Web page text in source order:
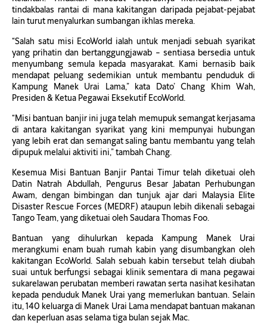
tindakbalas rantai di mana kakitangan daripada pejabat-pejabat
lain turut menyalurkan sumbangan ikhlas mereka.
“Salah satu misi EcoWorld ialah untuk menjadi sebuah syarikat
yang prihatin dan bertanggungjawab – sentiasa bersedia untuk
menyumbang semula kepada masyarakat. Kami bernasib baik
mendapat peluang sedemikian untuk membantu penduduk di
Kampung Manek Urai Lama,” kata Dato’ Chang Khim Wah,
Presiden & Ketua Pegawai Eksekutif EcoWorld.
“Misi bantuan banjir ini juga telah memupuk semangat kerjasama
di antara kakitangan syarikat yang kini mempunyai hubungan
yang lebih erat dan semangat saling bantu membantu yang telah
dipupuk melalui aktiviti ini,” tambah Chang.
Kesemua Misi Bantuan Banjir Pantai Timur telah diketuai oleh
Datin Natrah Abdullah, Pengurus Besar Jabatan Perhubungan
Awam, dengan bimbingan dan tunjuk ajar dari Malaysia Elite
Disaster Rescue Forces (MEDRF) ataupun lebih dikenali sebagai
Tango Team, yang diketuai oleh Saudara Thomas Foo.
Bantuan yang dihulurkan kepada Kampung Manek Urai
merangkumi enam buah rumah kabin yang disumbangkan oleh
kakitangan EcoWorld. Salah sebuah kabin tersebut telah diubah
suai untuk berfungsi sebagai klinik sementara di mana pegawai
sukarelawan perubatan memberi rawatan serta nasihat kesihatan
kepada penduduk Manek Urai yang memerlukan bantuan. Selain
itu, 140 keluarga di Manek Urai Lama mendapat bantuan makanan
dan keperluan asas selama tiga bulan sejak Mac.